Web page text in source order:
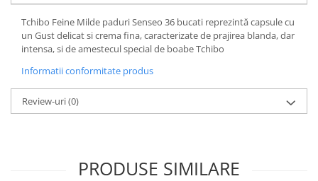
Tchibo Feine Milde paduri Senseo 36 bucati reprezintă capsule cu
un Gust delicat si crema fina, caracterizate de prajirea blanda, dar
intensa, si de amestecul special de boabe Tchibo
Informatii conformitate produs
Review-uri(0)
PRODUSE SIMILARE